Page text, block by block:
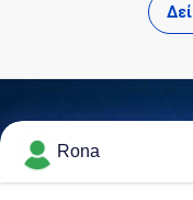
Βρείτε
Rona